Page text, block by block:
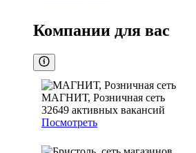
Компании для вас
МАГНИТ, Розничная сеть
32649 активных вакансий
Посмотреть